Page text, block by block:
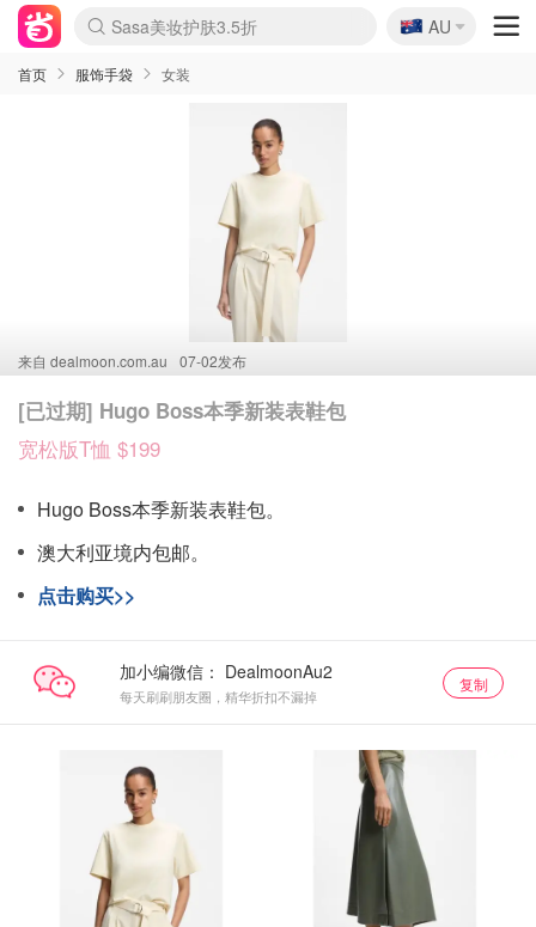
lululemon折扣上新
Sasa美妆护肤3.5折
SSENSE年中3折
FreshBeauty好价汇总
Cettire降价+叠9折
Farfetch折上8折
WWS Coles超市实拍
viagogo二手票捡漏
Myer清仓1折起
The Outnet奢牌1折起
David Jones 3折起
Flannels大牌1折
Perfumes Club护肤1折
AMIRO返校季6.2折
Oweek抽奖送Airpods
Amazon折扣汇总
eToro入金$200送$50
Amazon数码好物
ICONIC本周7.5折
ThedoubleF高奢地板价
Moose Knuckles 6折
丝芙兰5折起
EUFY官网3.7折起
Selenichast首饰2折
Trip机票酒店促销
YSL送5件彩妆礼
Amazon家居好物
BIGBANG巡演开票
David Jones时尚3折
Amazon美妆护肤
雅漾大喷$8
过敏原检测盒$33
伊索独家赠50ml沐浴露
科颜氏清仓3折
SEALIFE海洋馆门票6折
丝塔芙大白罐$16
订阅Newsletter送香薰
Cult Beauty 6.8折
Harrods圣诞日历2.3折
LN-CC奢牌私促3折
d'Alba空姐喷雾$16
EVE LOM套装逆天2折
Bernardelli独家4折
Adore Beauty 6折起
CT圣诞日历
Mytheresa奢品2.7折
Luxury Escapes 9折
Currentbody美容仪9折
卡诗9折+赠4件礼
MOON Garden Live
ALLSAINTS美衣3折
Roborock扫地机3.7折
Tingo Life水杯$24
Valentino官网5折
CR洗发护发6.3折
🇦🇺
AU
首页 服饰手袋 女装
来自 dealmoon.com.au 07-02发布
[已过期] Hugo Boss本季新装表鞋包
宽松版T恤 $199
Hugo Boss本季新装表鞋包。
澳大利亚境内包邮。
点击购买>>
加小编微信：
每天刷刷朋友圈，精华折扣不漏掉
复制